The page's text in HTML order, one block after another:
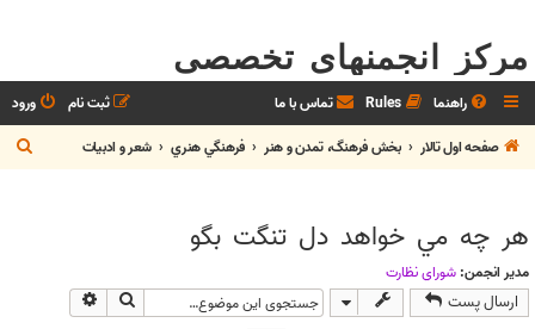
مرکز انجمنهای تخصصی
راهنما Rules تماس با ما ورود
ثبت نام
صفحه اول تالار
بخش فرهنگ، تمدن و هنر فرهنگي هنري شعر و ادبيات
ج
س
هر چه مي خواهد دل تنگت بگو
مدیر انجمن: شوراي نظارت
ارسال پست جستجو